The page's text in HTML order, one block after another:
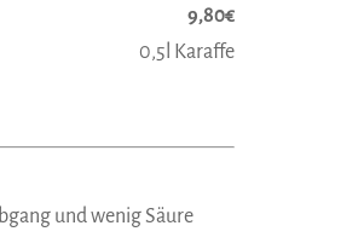
9,80€
0,5l Karaffe
und wenig Säure